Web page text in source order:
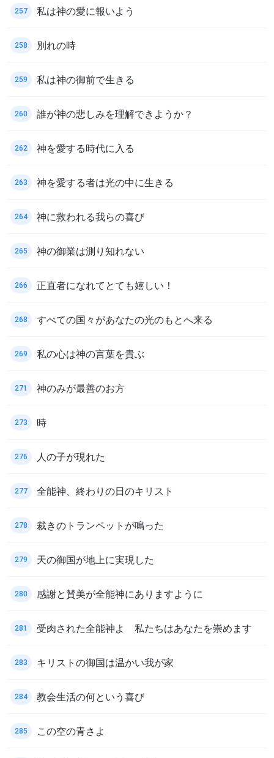
257 私は神の愛に報いよう
258 別れの時
259 私は神の御前で生きる
260 誰が神の悲しみを理解できようか？
262 神を愛する時代に入る
263 神を愛する者は光の中に生きる
264 神に救われる我らの喜び
265 神の御業は測り知れない
266 正直者になれてとても嬉しい！
268 すべての国々があなたの光のもとへ来る
269 私の心は神の言葉を貴ぶ
271 神のみが最善のお方
273 時
276 人の子が現れた
277 全能神、終わりの日のキリスト
278 裁きのトランペットが鳴った
279 天の御国が地上に実現した
280 感謝と賛美が全能神にありますように
281 受肉された全能神よ 私たちはあなたを崇めます
283 キリストの御国は温かい我が家
284 教会生活の何という喜び
285 この空の青さよ